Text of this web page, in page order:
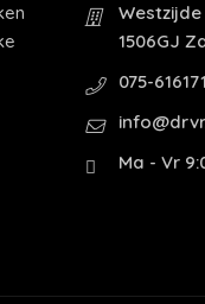
Westzijde
1506GJ
075-
Ma - Vr